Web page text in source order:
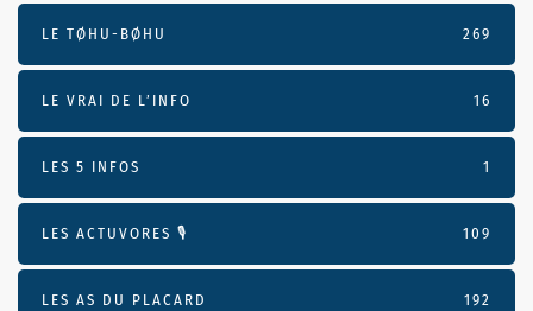
LE TØHU-BØHU 269
LE VRAI DE L’INFO 16
LES 5 INFOS 1
LES ACTUVORES 🎙 109
LES AS DU PLACARD 192